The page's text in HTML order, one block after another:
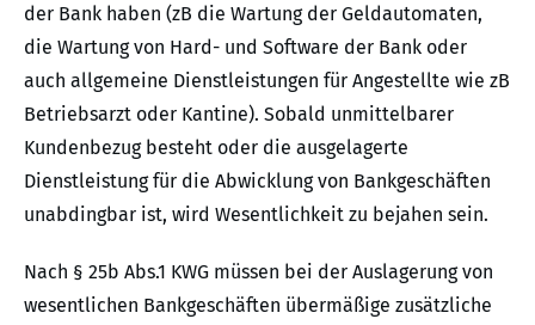
der Bank haben (zB die Wartung der Geldautomaten,
die Wartung von Hard- und Software der Bank oder
auch allgemeine Dienstleistungen für Angestellte wie zB
Betriebsarzt oder Kantine). Sobald unmittelbarer
Kundenbezug besteht oder die ausgelagerte
Dienstleistung für die Abwicklung von Bankgeschäften
unabdingbar ist, wird Wesentlichkeit zu bejahen sein.
Nach § 25b Abs.1 KWG müssen bei der Auslagerung von
wesentlichen Bankgeschäften übermäßige zusätzliche